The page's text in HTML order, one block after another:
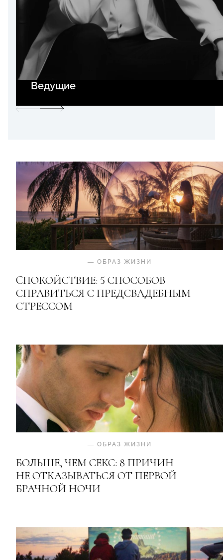
Ведущие
— ОБРАЗ ЖИЗНИ
CПОКОЙСТВИЕ: 5 СПОСОБОВ
СПРАВИТЬСЯ С ПРЕДСВАДЕБНЫМ
СТРЕССОМ
— ОБРАЗ ЖИЗНИ
БОЛЬШЕ, ЧЕМ СЕКС: 8 ПРИЧИН
НЕ ОТКАЗЫВАТЬСЯ ОТ ПЕРВОЙ
БРАЧНОЙ НОЧИ